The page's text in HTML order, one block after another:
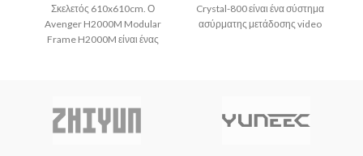
Σκελετός 610x610cm. Ο
Avenger H2000M Modular
Frame H2000M είναι ένας
Crystal-800 είναι ένα σύστημα
ασύρματης μετάδοσης video